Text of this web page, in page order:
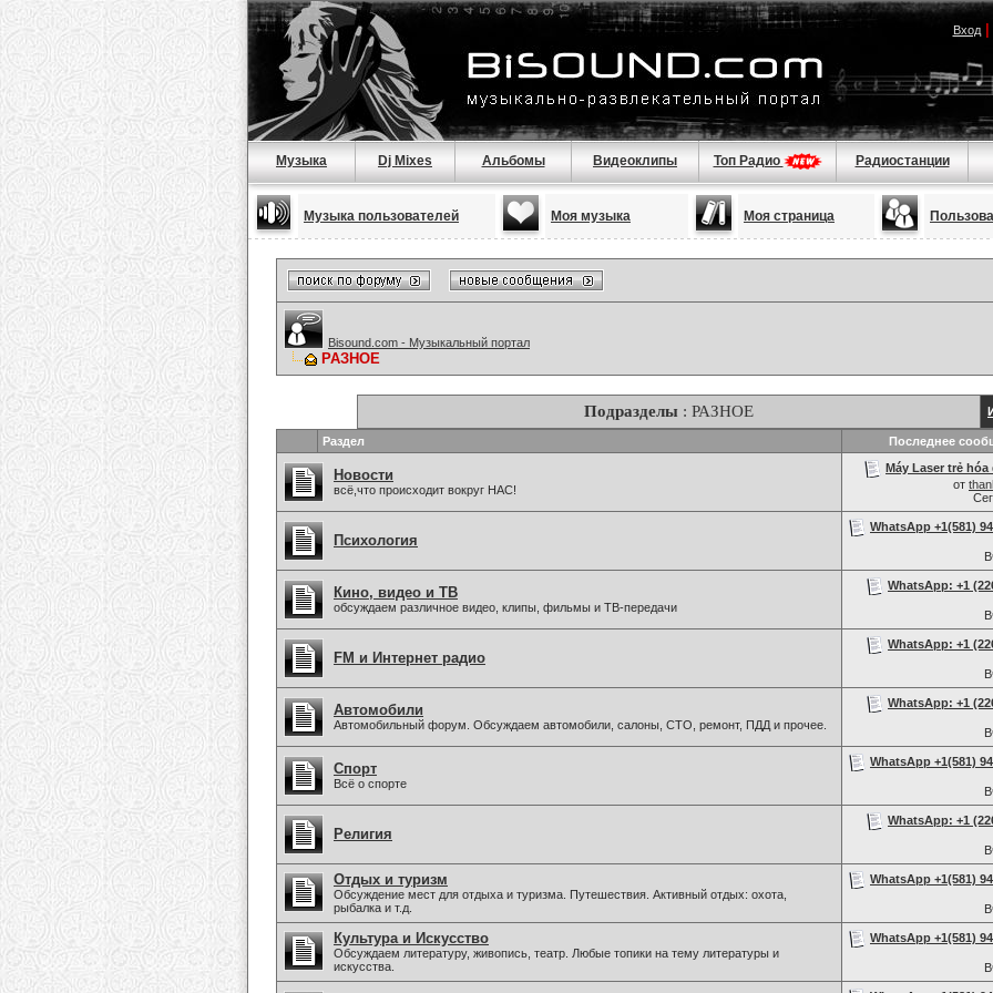
Вход|
Музыка Dj Mixes Альбомы Видеоклипы Топ Радио Радиостанции
Музыка пользователей Моя музыка Моя страница
Bisound.com - Музыкальный портал
РАЗНОЕ
Подразделы : РАЗНОЕ
Раздел Последнее
Новости
всё,что происходит вокруг НАС!
Máy Laser trẻ hóa
от
Психология
WhatsApp +1(581)
Кино, видео и ТВ
обсуждаем различное видео, клипы, фильмы и ТВ-передачи
WhatsApp: +1
FM и Интернет радио
WhatsApp: +1
Автомобили
Автомобильный форум. Обсуждаем автомобили, салоны, СТО, ремонт, ПДД и прочее.
WhatsApp: +1
Спорт
Всё о спорте
WhatsApp +1(581)
Религия
WhatsApp: +1
Отдых и туризм
Обсуждение мест для отдыха и туризма. Путешествия. Активный отдых: охота,
рыбалка и т.д.
WhatsApp +1(581)
Культура и Искусство
Обсуждаем литературу, живопись, театр. Любые топики на тему литературы и
искусства.
WhatsApp +1(581)